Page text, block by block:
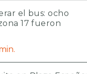
el bus: ocho
17 fueron